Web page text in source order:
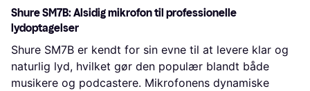
Shure SM7B: Alsidig mikrofon til professionelle
lydoptagelser
Shure SM7B er kendt for sin evne til at levere klar og
naturlig lyd, hvilket gør den populær blandt både
musikere og podcastere. Mikrofonens dynamiske